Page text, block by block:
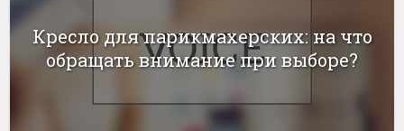
Кресло для парикмахерских: на что
обращать внимание при выборе?